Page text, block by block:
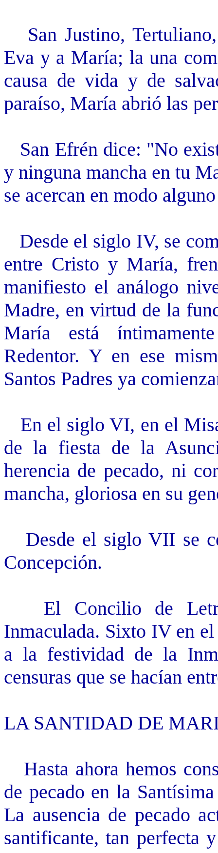
San Justino,
Eva y a María; la una
causa de vida y de
paraíso, María abrió las
San Efrén dice: "No
y ninguna mancha en tu
se acercan en modo
Desde el siglo IV, se
entre Cristo y María,
manifiesto el análogo
Madre, en virtud de la
María está
Redentor. Y en ese
Santos Padres ya
En el siglo VI, en el
de la fiesta de la
herencia de pecado, ni
mancha, gloriosa en su
Desde el siglo VII se
Concepción.
El Concilio de
Inmaculada. Sixto IV en
a la festividad de la
censuras que se hacían
LA SANTIDAD DE
Hasta ahora hemos
de pecado en la
La ausencia de pecado
santificante, tan perfecta